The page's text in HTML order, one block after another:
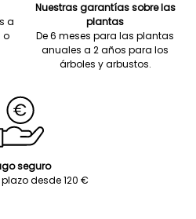
a
o
Nuestras garantías sobre las
plantas
De 6 meses para las plantas
anuales a 2 años para los
árboles y arbustos.
seguro
desde 120 €